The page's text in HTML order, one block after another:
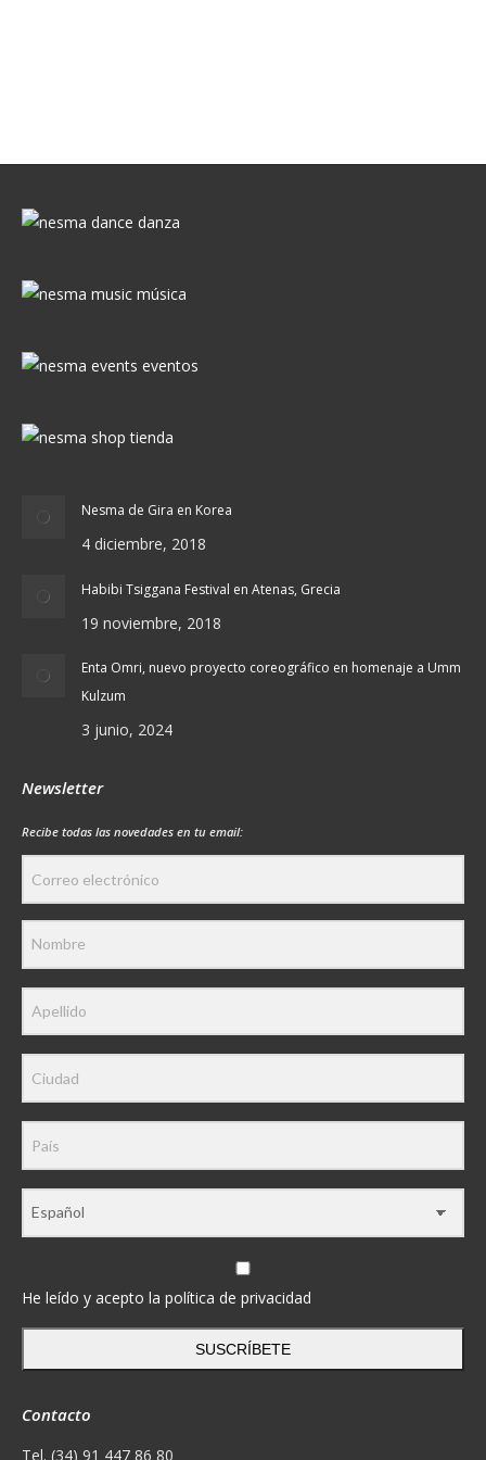
Nesma de Gira en Korea
4 diciembre, 2018
Habibi Tsiggana Festival en Atenas, Grecia
19 noviembre, 2018
Enta Omri, nuevo proyecto coreográfico en homenaje a Umm
Kulzum
3 junio, 2024
Newsletter
Recibe todas las novedades en tu email:
He leído y acepto la política de privacidad
SUSCRÍBETE
Contacto
Tel. (34) 91 447 86 80